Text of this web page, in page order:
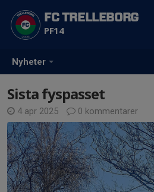
Nyheter
FC TRELLEBORG
PF14
Sista fyspasset
4 apr 2025 0 kommentarer